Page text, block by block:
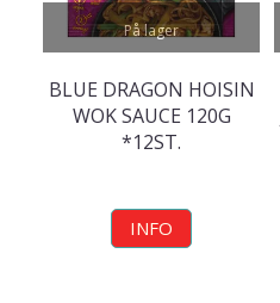
På lager
BLUE DRAGON HOISIN
WOK SAUCE 120G
*12ST.
INFO